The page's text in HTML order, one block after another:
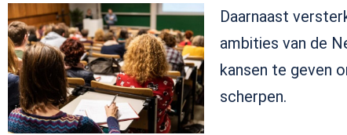
Daarnaast
ambities van de
kansen te geven
scherpen.